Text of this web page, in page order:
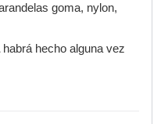
agujeros tendré que
tenia pensado taparlos
goma, nylon,
habrá hecho alguna vez